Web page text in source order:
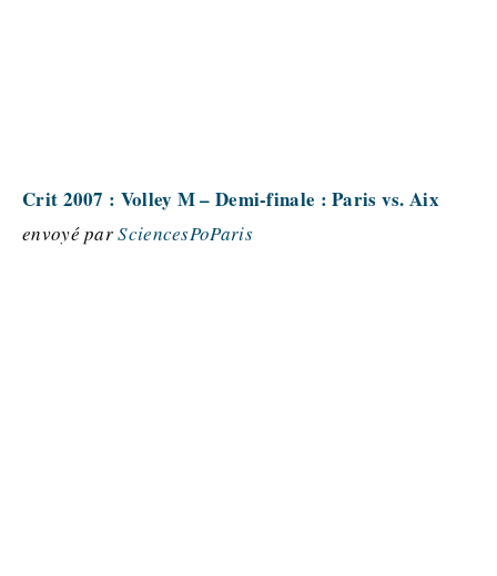
Crit 2007 : Volley M – Demi-finale : Paris vs. Aix
envoyé parSciencesPoParis